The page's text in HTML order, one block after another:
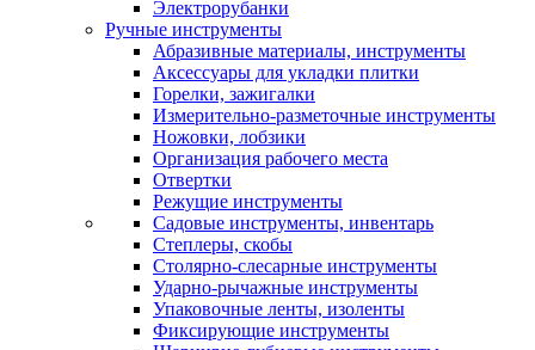
Электрорубанки
Ручные инструменты
Абразивные материалы, инструменты
Аксессуары для укладки плитки
Горелки, зажигалки
Измерительно-разметочные инструменты
Ножовки, лобзики
Организация рабочего места
Отвертки
Режущие инструменты
Садовые инструменты, инвентарь
Степлеры, скобы
Столярно-слесарные инструменты
Ударно-рычажные инструменты
Упаковочные ленты, изоленты
Фиксирующие инструменты